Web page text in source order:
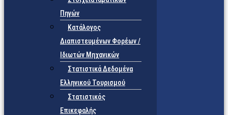
Πηγών
Κατάλογος
Διαπιστευμένων Φορέων /
Ιδιωτών Μηχανικών
Στατιστικά Δεδομένα
Ελληνικού Τουρισμού
Στατιστικός
Επικεφαλής